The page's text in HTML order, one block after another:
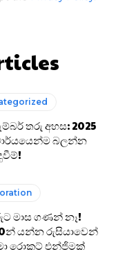
තරු අහස: 2025
බලන්න
මාස ගණන් නෑ!
යන්න රුසියාවෙන්
රොකට් එන්ජිමක්